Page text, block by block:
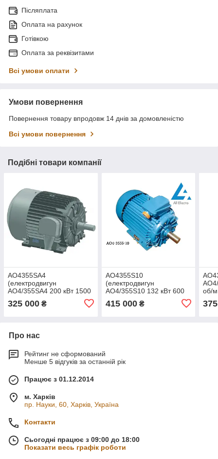
Післяплата
Оплата на рахунок
Готівкою
Оплата за реквізитами
Всі умови оплати
Умови повернення
Повернення товару впродовж 14 днів за домовленістю
Всі умови повернення
Подібні товари компанії
АО4355SA4
(електродвигун
АО4/355SA4 200 кВт 1500
325 000 ₴
АО4355S10
(електродвигун
АО4/355S10 132 кВт 600
415 000₴
об/
Про нас
Рейтинг не сформований
Менше 5 відгуків за останній рік
Працює з 01.12.2014
м. Харків
пр. Науки, 60, Харків, Україна
Контакти
Сьогодні працює з 09:00 до 18:00
Показати весь графік роботи